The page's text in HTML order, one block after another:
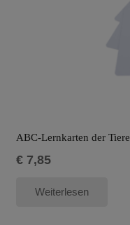
ABC-Lernkarten der Tiere
€7,85
Weiterlesen